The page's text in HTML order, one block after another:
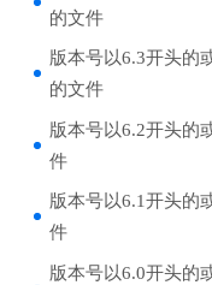
的文件
版本号以6.3开头的
的文件
版本号以6.2开头的
件
版本号以6.1开头的
件
版本号以6.0开头的